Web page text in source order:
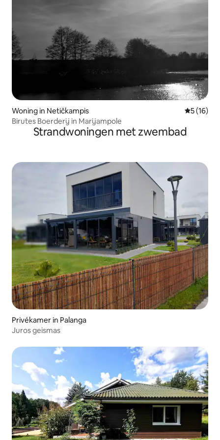
Woning in Netičkampis
5 (16)
Birutes Boerderij in Marijampole
Strandwoningen met zwembad
Privékamer in Palanga
Juros geismas